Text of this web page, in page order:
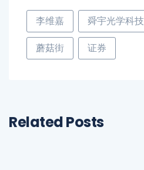
李维嘉 舜宇光学科技
蘑菇街 证券
Related Posts